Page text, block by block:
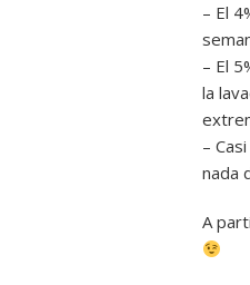
– El
– El
la
–
nada
A